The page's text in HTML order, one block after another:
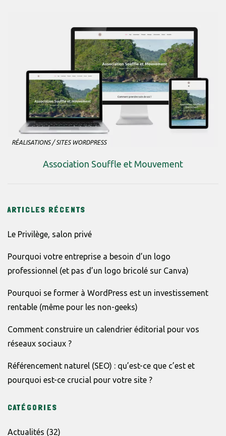
RÉALISATIONS/SITES WORDPRESS
Association Souffle et Mouvement
ARTICLES RÉCENTS
Le Privilège, salon privé
Pourquoi votre entreprise a besoin d’un logo
professionnel (et pas d’un logo bricolé sur Canva)
Pourquoi se former à WordPress est un investissement
rentable (même pour les non-geeks)
Comment construire un calendrier éditorial pour vos
réseaux sociaux ?
Référencement naturel (SEO) : qu’est-ce que c’est et
pourquoi est-ce crucial pour votre site ?
CATÉGORIES
Actualités (32)